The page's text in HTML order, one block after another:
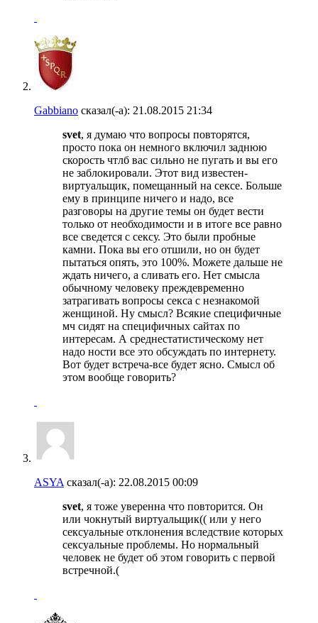
Gabbiano сказал(-а): 21.08.2015 21:34
svet, я думаю что вопросы повторятся,
просто пока он немного включил заднюю
скорость чтлб вас сильно не пугать и вы его
не заблокировали. Этот вид известен-
виртуальщик, помещанный на сексе. Больше
ему в принципе ничего и надо, все
разговоры на другие темы он будет вести
только от необходимости и в итоге все равно
все сведется с сексу. Это были пробные
камни. Пока вы его отшили, но он будет
пытаться опять, это 100%. Можете дальше не
ждать ничего, а сливать его. Нет смысла
обычному человеку преждевременно
затрагивать вопросы секса с незнакомой
женщиной. Ну смысл? Всякие специфичные
мч сидят на специфичных сайтах по
интересам. А среднестатистическому нет
надо ности все это обсуждать по интернету.
Вот будет встреча-все будет ясно. Смысл об
этом вообще говорить?
ASYA сказал(-а): 22.08.2015 00:09
svet, я тоже уверенна что повторится. Он
или чокнутый виртуальщик(( или у него
сексуальные отклонения вследствие которых
сексуальные проблемы. Но нормальный
человек не будет об этом говорить с первой
встречной.(